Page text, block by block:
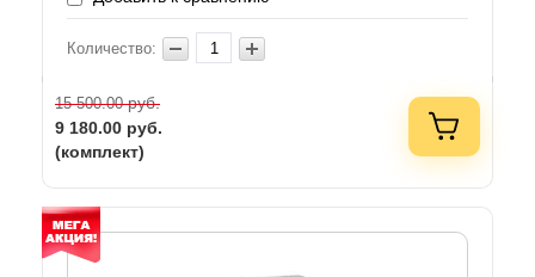
Количество:
15 500.00руб.
9 180.00 руб.
(комплект)